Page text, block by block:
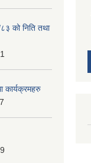
को निति तथा
कार्यक्रमहरु